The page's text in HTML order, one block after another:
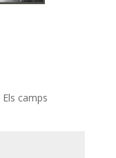
Els camps